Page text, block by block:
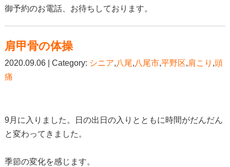
御予約のお電話、お待ちしております。
肩甲骨の体操
2020.09.06 | Category: シニア,八尾,八尾市,平野区,肩こり ,頭
痛
9月に入りました。日の出日の入りとともに時間がだんだん
と変わってきました。
季節の変化を感じます。